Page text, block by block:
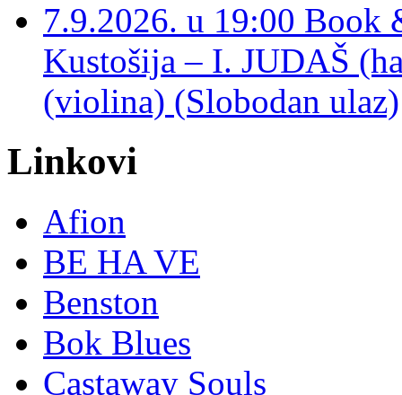
7.9.2026. u 19:00 Book
Kustošija – I. JUDAŠ
(violina) (Slobodan ulaz)
Linkovi
Afion
BE HA VE
Benston
Bok Blues
Castaway Souls